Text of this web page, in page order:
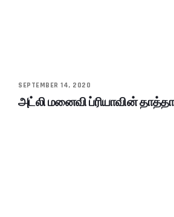
SEPTEMBER 14, 2020
அட்லி மனைவி ப்ரியாவின்